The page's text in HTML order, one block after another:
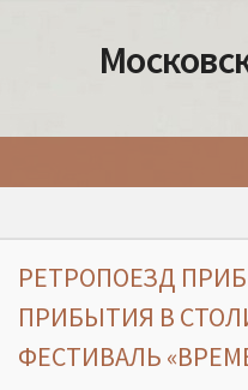
События Москвы
РЕТРОПОЕЗД
ПРИБЫТИЯ В
ФЕСТИВАЛЬ